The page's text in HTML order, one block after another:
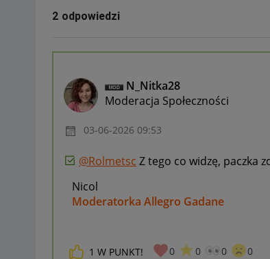
2 odpowiedzi
N_Nitka28
Moderacja Społeczności
‎03-06-2026 09:53
@Rolmetsc Z tego co widzę, paczka
Nicol
Moderatorka Allegro Gadane
1 W PUNKT! 0 0 0 0